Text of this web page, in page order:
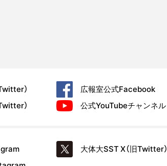
） 広報室公式Facebook
） 公式YouTubeチャンネル
大体大SSTX（旧Twitter）